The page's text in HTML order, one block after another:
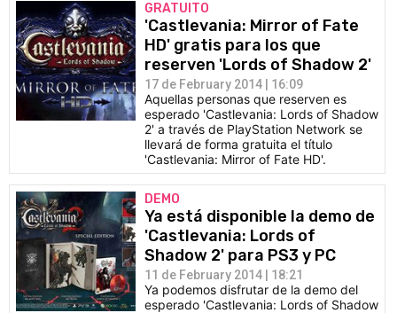
GRATUITO
'Castlevania: Mirror of Fate
HD' gratis para los que
reserven 'Lords of Shadow 2'
17 de February 2014 | 16:09
Aquellas personas que reserven es
esperado 'Castlevania: Lords of Shadow
2' a través de PlayStation Network se
llevará de forma gratuita el título
'Castlevania: Mirror of Fate HD'.
DEMO
Ya está disponible la demo de
'Castlevania: Lords of
Shadow 2' para PS3 y PC
11 de February 2014 | 18:21
Ya podemos disfrutar de la demo del
esperado 'Castlevania: Lords of Shadow